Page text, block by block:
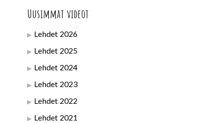
Uusimmat videot
Lehdet 2026
Lehdet 2025
Lehdet 2024
Lehdet 2023
Lehdet 2022
Lehdet 2021